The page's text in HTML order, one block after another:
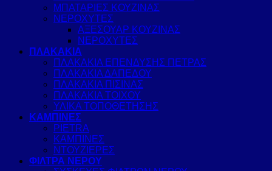
ΜΠΑΤΑΡΙΕΣ ΚΟΥΖΙΝΑΣ
ΝΕΡΟΧΥΤΕΣ
ΑΞΕΣΟΥΑΡ ΚΟΥΖΙΝΑΣ
ΝΕΡΟΧΥΤΕΣ
ΠΛΑΚΑΚΙΑ
ΠΛΑΚΑΚΙΑ ΕΠΕΝΔΥΣΗΣ ΠΕΤΡΑΣ
ΠΛΑΚΑΚΙΑ ΔΑΠΕΔΟΥ
ΠΛΑΚΑΚΙΑ ΠΙΣΙΝΑΣ
ΠΛΑΚΑΚΙΑ ΤΟΙΧΟΥ
ΥΛΙΚΑ ΤΟΠΟΘΕΤΗΣΗΣ
ΚΑΜΠΙΝΕΣ
PIETRA
ΚΑΜΠΙΝΕΣ
ΝΤΟΥΖΙΕΡΕΣ
ΦΙΛΤΡΑ ΝΕΡΟΥ